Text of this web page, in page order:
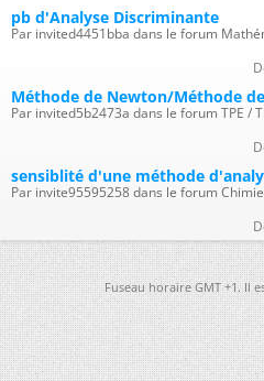
pb d'Analyse Discriminante
Par invited4451bba dans le forum
Méthode de Newton/Méthode
Par invited5b2473a dans le forum TPE /
sensiblité d'une méthode
Par invite95595258 dans le forum Chimie
Fuseau horaire GMT +1. Il